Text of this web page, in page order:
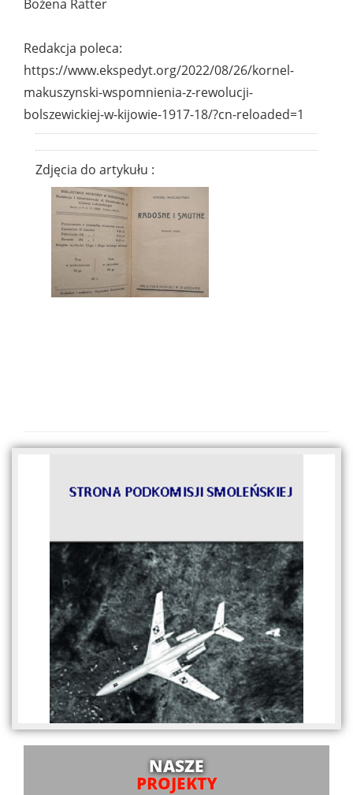
Bożena Ratter
Redakcja poleca:
https://www.ekspedyt.org/2022/08/26/kornel-
makuszynski-wspomnienia-z-rewolucji-
bolszewickiej-w-kijowie-1917-18/?cn-reloaded=1
Zdjęcia do artykułu :
NASZE
PROJEKTY